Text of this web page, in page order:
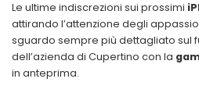
Le ultime indiscrezioni sui prossimi
attirando l’attenzione degli
sguardo sempre più dettagliato sul
dell’azienda di Cupertino con la
in anteprima.